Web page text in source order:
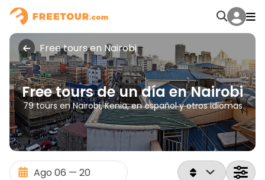
Free tours en Nairobi
Free tours de un día en Nairobi
79 tours en Nairobi, Kenia, en español y otros idiomas